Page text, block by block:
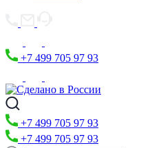
+7 499 705 97 93
+7 499 705 97 93
+7 499 705 97 93